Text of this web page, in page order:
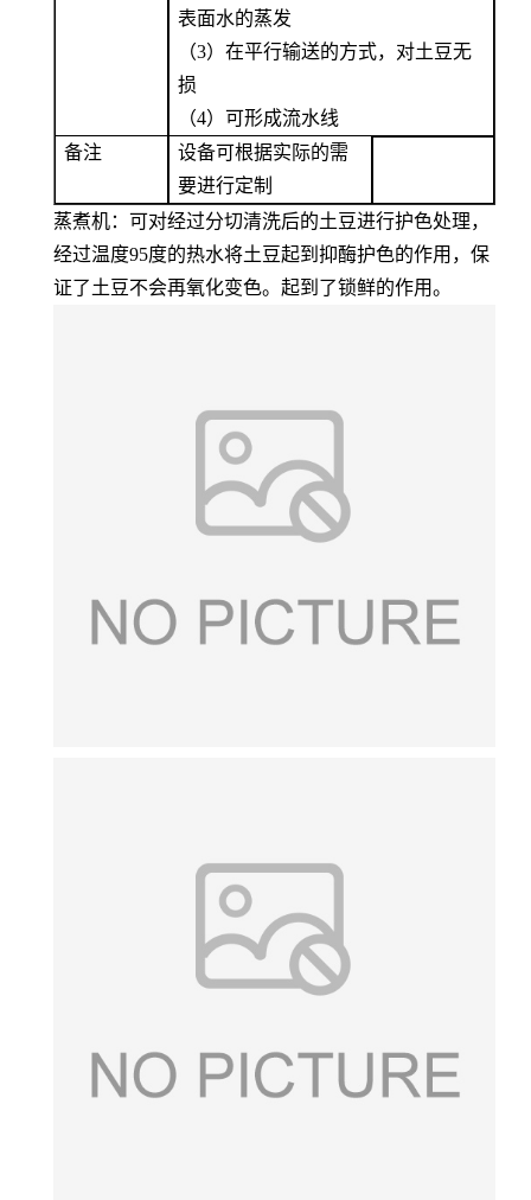
表面水的蒸发
（3） 在平行输送的方式，对土豆无
损
（4） 可形成流水线
备注
设备可根据实际的需
要进行定制
蒸煮机：可对经过分切清洗后的土豆进行护色处理，
经过温度95度的热水将土豆起到抑酶护色的作用，保
证了土豆不会再氧化变色。起到了锁鲜的作用。